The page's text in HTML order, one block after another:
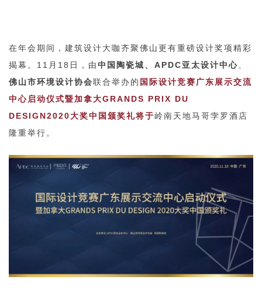
在年会期间，建筑设计大咖齐聚佛山更有重磅设计奖项精彩
揭幕。11月18日，由中国陶瓷城 、 APDC亚太设计中心、
佛山市环境设计协会联合举办的 国际设计竞赛广东展示交流
中心启动仪式暨加拿大GRANDS PRIX DU
DESIGN2020大奖中国颁奖礼将于岭南天地马哥孛罗酒店
隆重举行。